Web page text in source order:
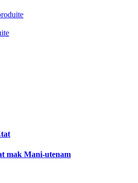
mak Mani-utenam